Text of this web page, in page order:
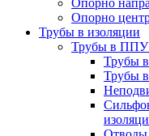
Опорно
Опорно
Трубы в изоляции
Трубы в ППУ
Трубы
Трубы